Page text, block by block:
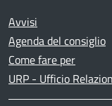
Avvisi
Agenda del consiglio
Come fare per
URP - Ufficio